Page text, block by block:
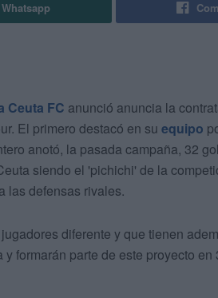
Ceuta FC anunció anuncia la
El primero destacó en su equipo
anotó, la pasada campaña, 32
siendo el 'pichichi' de la
las defensas rivales.
diferente y que tienen
formarán parte de este proyecto en